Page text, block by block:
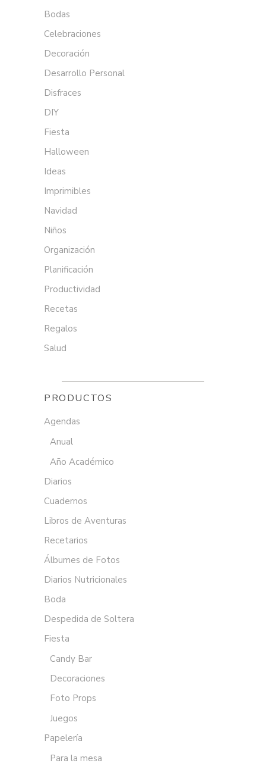
Bodas
Celebraciones
Decoración
Desarrollo Personal
Disfraces
DIY
Fiesta
Halloween
Ideas
Imprimibles
Navidad
Niños
Organización
Planificación
Productividad
Recetas
Regalos
Salud
PRODUCTOS
Agendas
Anual
Año Académico
Diarios
Cuadernos
Libros de Aventuras
Recetarios
Álbumes de Fotos
Diarios Nutricionales
Boda
Despedida de Soltera
Fiesta
Candy Bar
Decoraciones
Foto Props
Juegos
Papelería
Para la mesa